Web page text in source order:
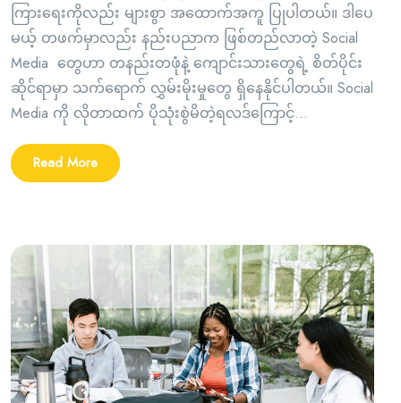
ကြားရေးကိုလည်း များစွာ အထောက်အကူ ပြုပါတယ်။ ဒါပေ
မယ့် တဖက်မှာလည်း နည်းပညာက ဖြစ်တည်လာတဲ့ Social
Media တွေဟာ တနည်းတဖုံနဲ့ ကျောင်းသားတွေရဲ့ စိတ်ပိုင်း
ဆိုင်ရာမှာ သက်ရောက် လွှမ်းမိုးမှုတွေ ရှိနေနိုင်ပါတယ်။ Social
Media ကို လိုတာထက် ပိုသုံးစွဲမိတဲ့ရလဒ်ကြောင့်...
Read More